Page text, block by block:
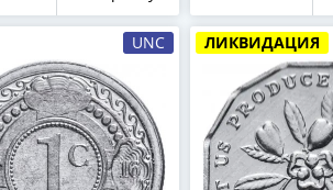
UNC ЛИКВИДАЦИЯ